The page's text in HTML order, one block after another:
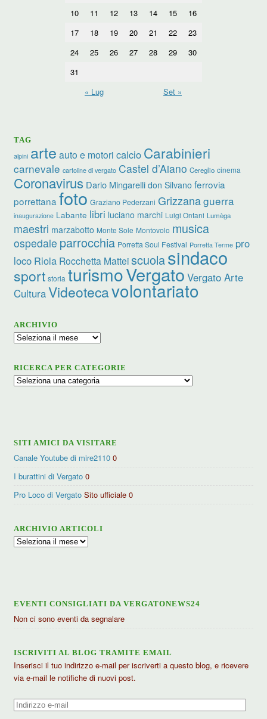
10
11 12 13 14 15
16
17
18 19 20 21 22
23
24
25 26 27 28 29
30
31
« Lug
Set »
TAG
alpini arte auto e motori calcio Carabinieri
carnevale cartoline di vergato Castel d’Aiano Cereglio cinema
Coronavirus Dario Mingarelli don Silvano ferrovia
porrettana foto Graziano Pederzani Grizzanaguerra
inaugurazione Labante libri luciano marchi Luigi Ontani Lumèga
maestri marzabotto Monte Sole Montovolo musica
ospedale parrocchia Porretta Soul Festival Porretta Terme pro
loco Riola Rocchetta Matteiscuolasindaco
sport storia turismoVergato Vergato Arte
CulturaVideotecavolontariato
ARCHIVIO
Archivio
RICERCA PER CATEGORIE
Ricerca
SITI AMICI DA VISITARE
Canale Youtube di mire2110 0
I burattini di Vergato 0
Pro Loco di Vergato Sito ufficiale 0
ARCHIVIO ARTICOLI
Archivio
EVENTI CONSIGLIATI DA VERGATONEWS24
Non ci sono eventi da segnalare
ISCRIVITI AL BLOG TRAMITE EMAIL
Inserisci il tuo indirizzo e-mail per iscriverti a questo blog, e ricevere
via e-mail le notifiche di nuovi post.
Indirizzo